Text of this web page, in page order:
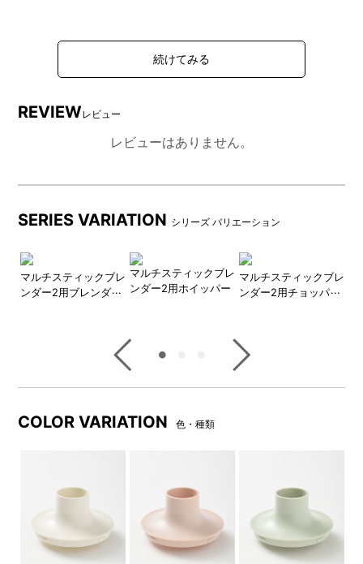
REVIEWレビュー
レビューはありません。
SERIES VARIATION シリーズ バリエーション
マルチスティックブレ
ンダー2用ブレンダー
マルチスティックブレ
ンダー2用ホイッパー
マルチスティックブレ
ンダー2用チョッパー
COLOR VARIATION 色・種類